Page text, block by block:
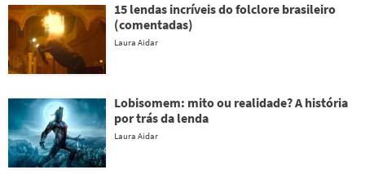
15 lendas incríveis do folclore brasileiro
(comentadas)
Laura Aidar
Lobisomem: mito ou realidade? A história
por trás da lenda
Laura Aidar